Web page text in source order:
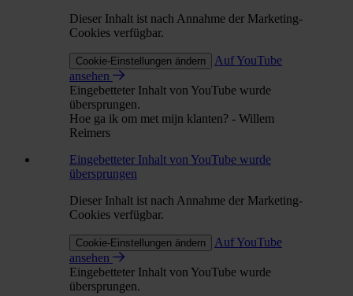
Dieser Inhalt ist nach Annahme der Marketing-
Cookies verfügbar.
Cookie-Einstellungen ändern
Auf YouTube
ansehen
Eingebetteter Inhalt von YouTube wurde
übersprungen.
Hoe ga ik om met mijn klanten? - Willem
Reimers
Eingebetteter Inhalt von YouTube wurde
übersprungen
Dieser Inhalt ist nach Annahme der Marketing-
Cookies verfügbar.
Cookie-Einstellungen ändern
Auf YouTube
ansehen
Eingebetteter Inhalt von YouTube wurde
übersprungen.